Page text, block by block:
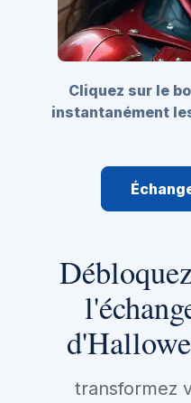
Cliquez sur le
instantanément
transformez